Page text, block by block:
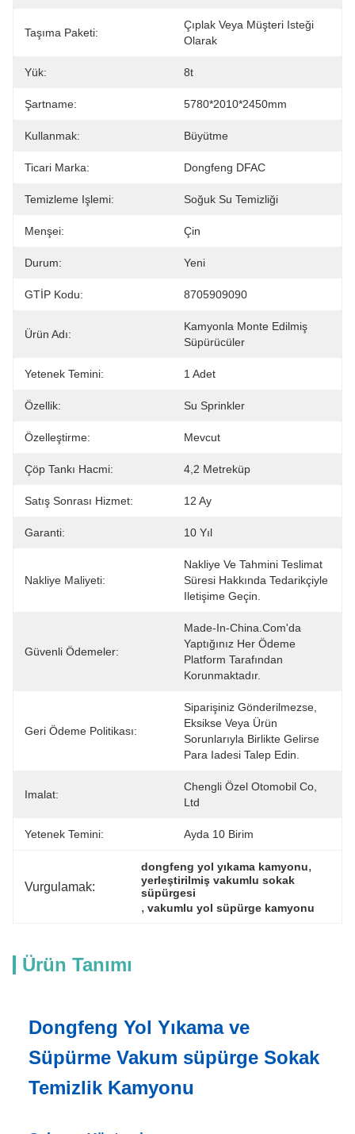
Taşıma Paketi:
Çıplak Veya Müşteri Isteği
Olarak
Yük: 8t
Şartname: 5780*2010*2450mm
Kullanmak: Büyütme
Ticari Marka: Dongfeng DFAC
Temizleme Işlemi: Soğuk Su Temizliği
Menşei: Çin
Durum: Yeni
GTİP Kodu: 8705909090
Ürün Adı:
Kamyonla Monte Edilmiş
Süpürücüler
Yetenek Temini: 1 Adet
Özellik: Su Sprinkler
Özelleştirme: Mevcut
Çöp Tankı Hacmi: 4,2 Metreküp
Satış Sonrası Hizmet: 12 Ay
Garanti: 10 Yıl
Nakliye Maliyeti:
Nakliye Ve Tahmini Teslimat
Süresi Hakkında Tedarikçiyle
Iletişime Geçin.
Güvenli Ödemeler:
Made-In-China.com'da
Yaptığınız Her Ödeme
Platform Tarafından
Korunmaktadır.
Geri Ödeme Politikası:
Siparişiniz Gönderilmezse,
Eksikse Veya Ürün
Sorunlarıyla Birlikte Gelirse
Para Iadesi Talep Edin.
Imalat:
Chengli Özel Otomobil Co,
Ltd
Yetenek Temini: Ayda 10 Birim
Vurgulamak:
dongfeng yol yıkama kamyonu,
yerleştirilmiş vakumlu sokak
süpürgesi
, vakumlu yol süpürge kamyonu
Ürün Tanımı
Dongfeng Yol Yıkama ve
Süpürme Vakum süpürge Sokak
Temizlik Kamyonu